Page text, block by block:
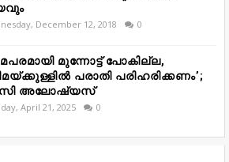
December 12, 2018 0
മുന്നോട്ട് പോകില്ല,
പരാതി പരിഹരിക്കണം’;
സി അലോഷ്യസ്
April 21, 2025 0